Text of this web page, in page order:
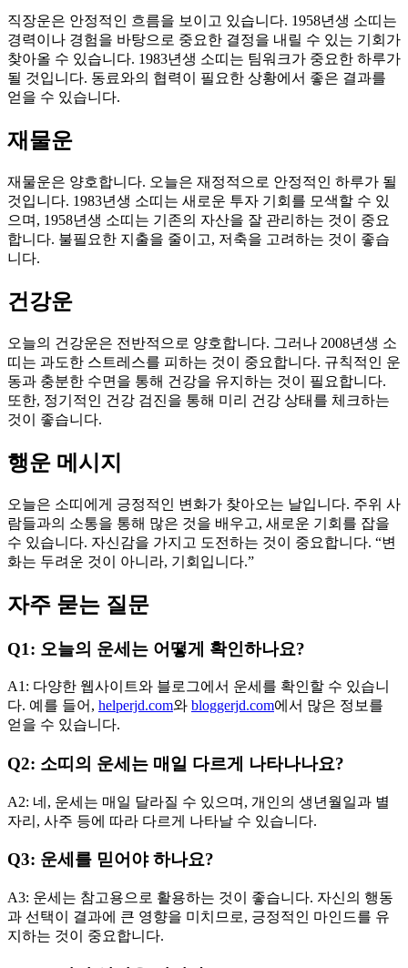
직장운은 안정적인 흐름을 보이고 있습니다. 1958년생 소띠는
경력이나 경험을 바탕으로 중요한 결정을 내릴 수 있는 기회가
찾아올 수 있습니다. 1983년생 소띠는 팀워크가 중요한 하루가
될 것입니다. 동료와의 협력이 필요한 상황에서 좋은 결과를
얻을 수 있습니다.
재물운
재물운은 양호합니다. 오늘은 재정적으로 안정적인 하루가 될
것입니다. 1983년생 소띠는 새로운 투자 기회를 모색할 수 있
으며, 1958년생 소띠는 기존의 자산을 잘 관리하는 것이 중요
합니다. 불필요한 지출을 줄이고, 저축을 고려하는 것이 좋습
니다.
건강운
오늘의 건강운은 전반적으로 양호합니다. 그러나 2008년생 소
띠는 과도한 스트레스를 피하는 것이 중요합니다. 규칙적인 운
동과 충분한 수면을 통해 건강을 유지하는 것이 필요합니다.
또한, 정기적인 건강 검진을 통해 미리 건강 상태를 체크하는
것이 좋습니다.
행운 메시지
오늘은 소띠에게 긍정적인 변화가 찾아오는 날입니다. 주위 사
람들과의 소통을 통해 많은 것을 배우고, 새로운 기회를 잡을
수 있습니다. 자신감을 가지고 도전하는 것이 중요합니다. “변
화는 두려운 것이 아니라, 기회입니다.”
자주 묻는 질문
Q1: 오늘의 운세는 어떻게 확인하나요?
A1: 다양한 웹사이트와 블로그에서 운세를 확인할 수 있습니
다. 예를 들어, helperjd.com와 bloggerjd.com에서 많은 정보를
얻을 수 있습니다.
Q2: 소띠의 운세는 매일 다르게 나타나나요?
A2: 네, 운세는 매일 달라질 수 있으며, 개인의 생년월일과 별
자리, 사주 등에 따라 다르게 나타날 수 있습니다.
Q3: 운세를 믿어야 하나요?
A3: 운세는 참고용으로 활용하는 것이 좋습니다. 자신의 행동
과 선택이 결과에 큰 영향을 미치므로, 긍정적인 마인드를 유
지하는 것이 중요합니다.